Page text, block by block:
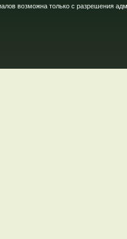
возможна только с разрешения